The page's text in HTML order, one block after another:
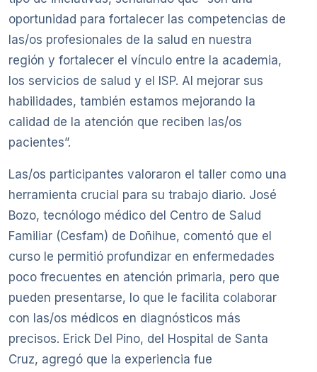
oportunidad para fortalecer las competencias de
las/os profesionales de la salud en nuestra
región y fortalecer el vínculo entre la academia,
los servicios de salud y el ISP. Al mejorar sus
habilidades, también estamos mejorando la
calidad de la atención que reciben las/os
pacientes”.
Las/os participantes valoraron el taller como una
herramienta crucial para su trabajo diario. José
Bozo, tecnólogo médico del Centro de Salud
Familiar (Cesfam) de Doñihue, comentó que el
curso le permitió profundizar en enfermedades
poco frecuentes en atención primaria, pero que
pueden presentarse, lo que le facilita colaborar
con las/os médicos en diagnósticos más
precisos. Erick Del Pino, del Hospital de Santa
Cruz, agregó que la experiencia fue